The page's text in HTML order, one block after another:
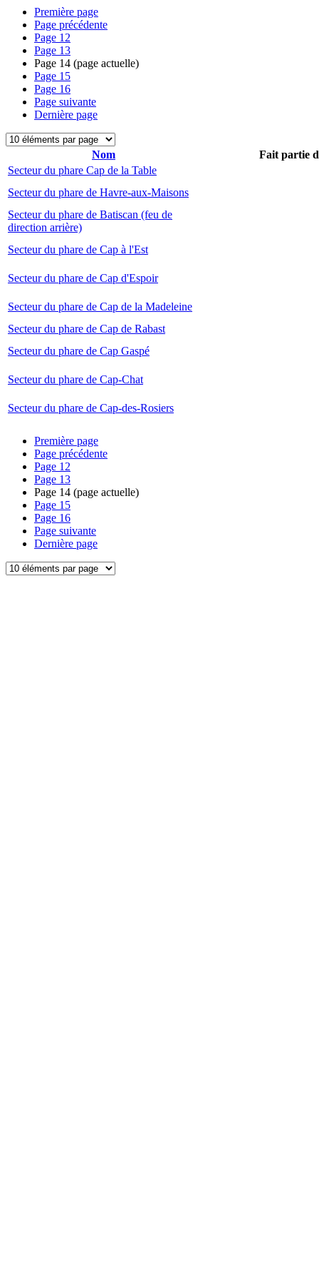
Première page
Page précédente
Page 12
Page 13
Page 14 (page actuelle)
Page 15
Page 16
Page suivante
Dernière page
Nom
Fait partie
Secteur du phare Cap de la Table
Secteur du phare de Havre-aux-Maisons
Secteur du phare de Batiscan (feu de
direction arrière)
Secteur du phare de Cap à l'Est
Secteur du phare de Cap d'Espoir
Secteur du phare de Cap de la Madeleine
Secteur du phare de Cap de Rabast
Secteur du phare de Cap Gaspé
Secteur du phare de Cap-Chat
Secteur du phare de Cap-des-Rosiers
Première page
Page précédente
Page 12
Page 13
Page 14 (page actuelle)
Page 15
Page 16
Page suivante
Dernière page